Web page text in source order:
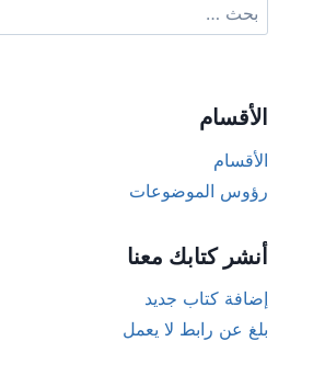
عن:
الأقسام
الأقسام
رؤوس الموضوعات
أنشر كتابك معنا
إضافة كتاب جديد
بلغ عن رابط لا يعمل